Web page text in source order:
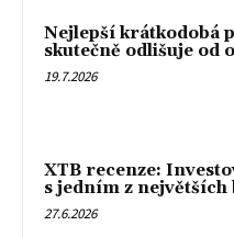
Nejlepší krátkodobá
skutečně odlišuje od
19.7.2026
XTB recenze:
s jedním z
27.6.2026